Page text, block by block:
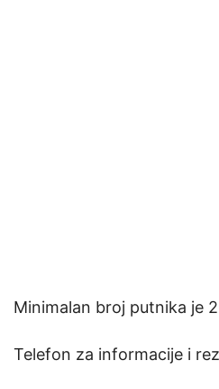
Minimalan broj putnika je
Telefon za informacije i